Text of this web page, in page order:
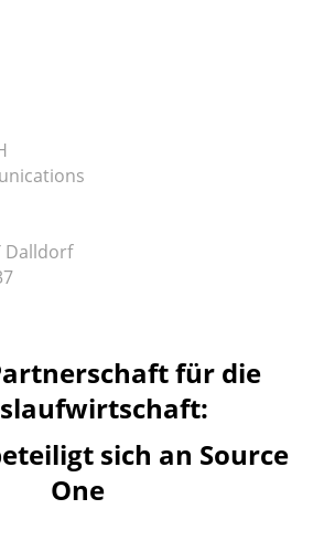
Dalldorf
für die
sich an Source
One